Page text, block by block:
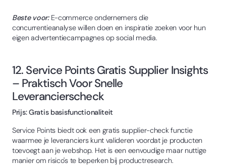
Beste voor:E-commerce ondernemers die
concurrentieanalyse willen doen en inspiratie zoeken voor hun
eigen advertentiecampagnes op social media.
12. Service Points Gratis Supplier Insights
– Praktisch Voor Snelle
Leverancierscheck
Prijs: Gratis basisfunctionaliteit
Service Points biedt ook een gratis supplier-check functie
waarmee je leveranciers kunt valideren voordat je producten
toevoegt aan je webshop. Het is een eenvoudige maar nuttige
manier om risico's te beperken bij productresearch.